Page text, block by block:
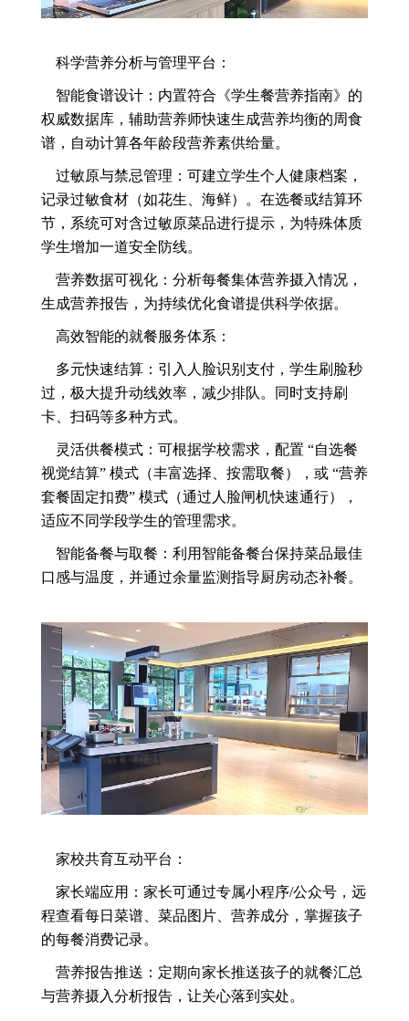
科学营养分析与管理平台：
智能食谱设计：内置符合《学生餐营养指南》的
权威数据库，辅助营养师快速生成营养均衡的周食
谱，自动计算各年龄段营养素供给量。
过敏原与禁忌管理：可建立学生个人健康档案，
记录过敏食材（如花生、海鲜）。在选餐或结算环
节，系统可对含过敏原菜品进行提示，为特殊体质
学生增加一道安全防线。
营养数据可视化：分析每餐集体营养摄入情况，
生成营养报告，为持续优化食谱提供科学依据。
高效智能的就餐服务体系：
多元快速结算：引入人脸识别支付，学生刷脸秒
过，极大提升动线效率，减少排队。同时支持刷
卡、扫码等多种方式。
灵活供餐模式：可根据学校需求，配置 “自选餐
视觉结算” 模式（丰富选择、按需取餐），或 “营养
套餐固定扣费” 模式（通过人脸闸机快速通行），
适应不同学段学生的管理需求。
智能备餐与取餐：利用智能备餐台保持菜品最佳
口感与温度，并通过余量监测指导厨房动态补餐。
家校共育互动平台：
家长端应用：家长可通过专属小程序/公众号，远
程查看每日菜谱、菜品图片、营养成分，掌握孩子
的每餐消费记录。
营养报告推送：定期向家长推送孩子的就餐汇总
与营养摄入分析报告，让关心落到实处。